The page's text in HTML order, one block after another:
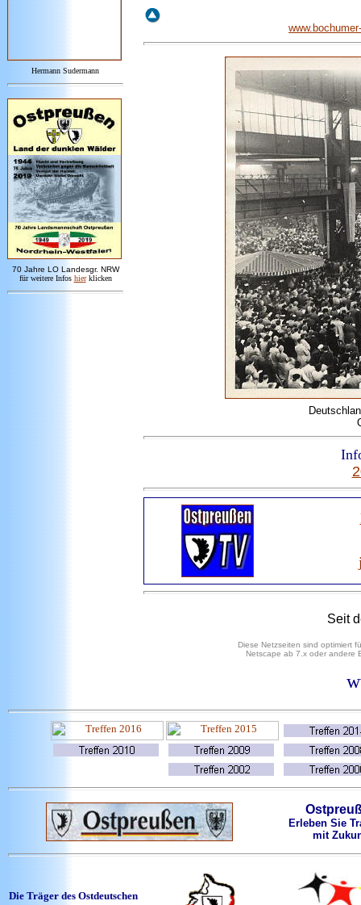
Hermann Sudermann
70 Jahre LO Landesgr. NRW
für weitere Infos hier klicken
Seit
Diese Netzseiten sind optimiert
Netscape ab 7.x oder andere
Erleben Sie
mit
Die Träger des Ostdeutschen